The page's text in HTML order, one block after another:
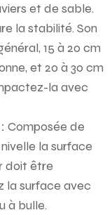
et de sable.
la stabilité. Son
15 à 20 cm
et 20 à 30 cm
la avec
Composée de
la surface
doit être
la surface avec
à bulle.